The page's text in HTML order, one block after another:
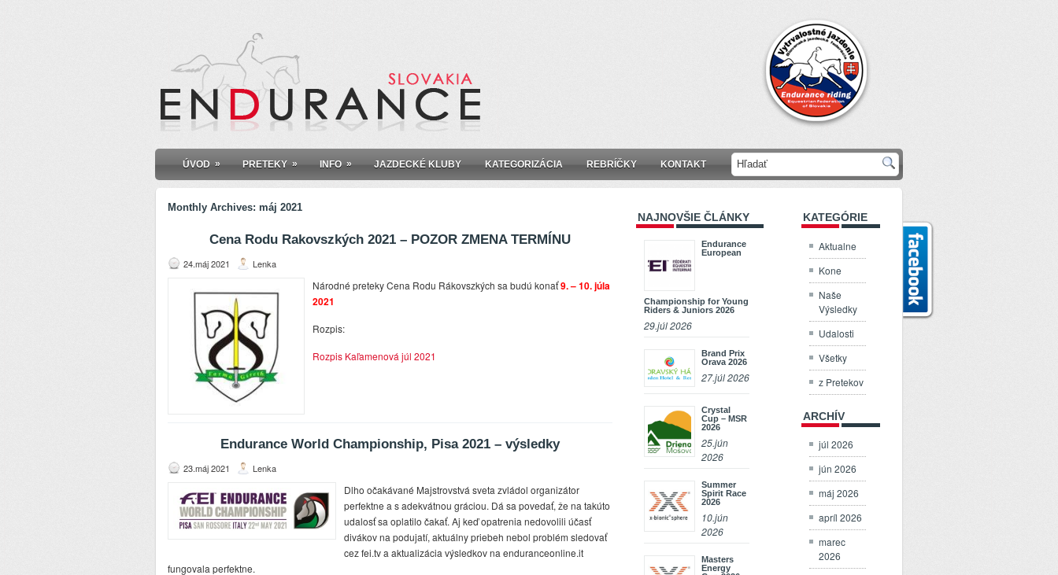
ÚVOD » PRETEKY » INFO » JAZDECKÉ KLUBY KATEGORIZÁCIA REBRÍČKY KONTAKT
Monthly Archives: máj 2021
Cena Rodu Rakovszkých 2021 – POZOR ZMENA TERMÍNU
24.máj 2021 Lenka
Národné preteky Cena Rodu Rákovszkých sa budú konať9. – 10. júla
2021
Rozpis:
Rozpis Kaľamenová júl 2021
Endurance World Championship, Pisa 2021 – výsledky
23.máj 2021 Lenka
Dlho očakávané Majstrovstvá sveta zvládol organizátor
perfektne a s adekvátnou gráciou. Dá sa povedať, že na takúto
udalosť sa oplatilo čakať. Aj keď opatrenia nedovolili účasť
divákov na podujatí, aktuálny priebeh nebol problém sledovať
cez fei.tv a aktualizácia výsledkov na enduranceonline.it
fungovala perfektne.
NAJNOVŠIE ČLÁNKY
Endurance
European
Championship for Young
Riders & Juniors 2026
29.júl 2026
Brand Prix
Orava 2026
27.júl 2026
Crystal
Cup – MSR
2026
25.jún
2026
Summer
Spirit Race
2026
10.jún
2026
Masters
Energy
KATEGÓRIE
Aktualne
Kone
Naše
Výsledky
Udalosti
Všetky
z Pretekov
ARCHÍV
júl 2026
jún 2026
máj 2026
apríl 2026
marec
2026